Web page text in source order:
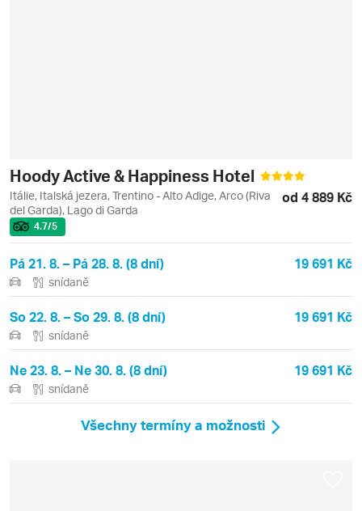
Hoody Active & Happiness Hotel
Itálie, Italská jezera, Trentino - Alto Adige, Arco (Riva
del Garda), Lago di Garda
od 4 889 Kč
4.7/5
Pá 21. 8. – Pá 28. 8. (8 dní) 19 691 Kč
snídaně
So 22. 8. – So 29. 8. (8 dní) 19 691 Kč
snídaně
Ne 23. 8. – Ne 30. 8. (8 dní) 19 691 Kč
snídaně
Všechny termíny a možnosti